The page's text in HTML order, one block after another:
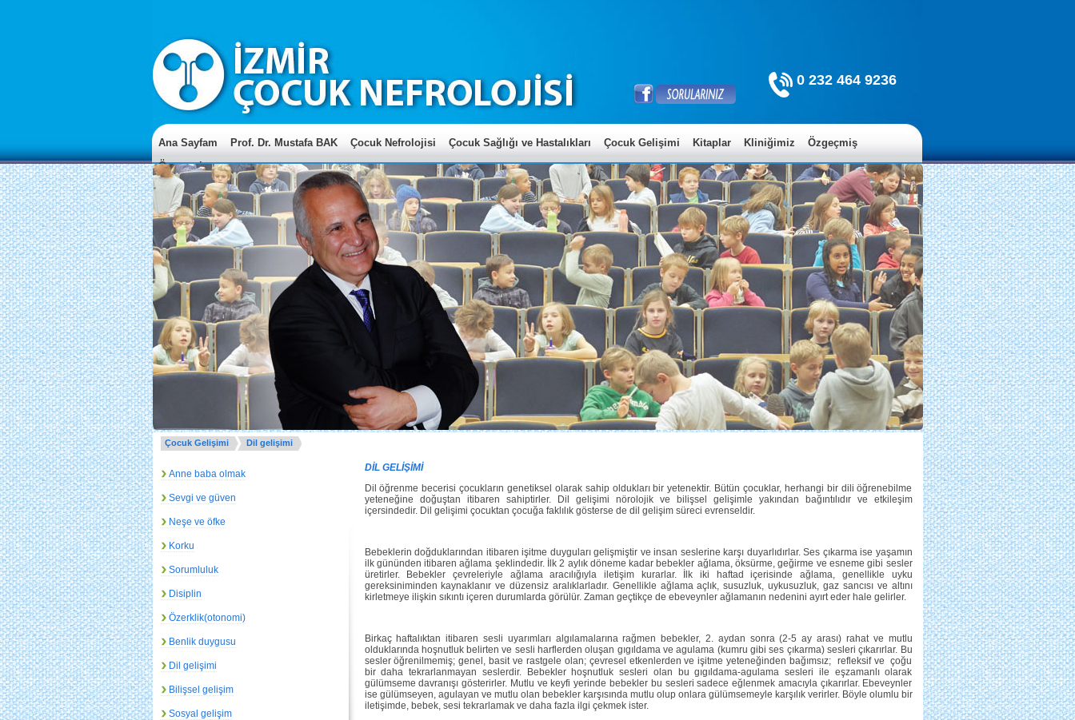
0 232 464 9236
Ana Sayfam Prof. Dr. Mustafa BAK Çocuk Nefrolojisi Çocuk Sağlığı ve Hastalıkları Çocuk Gelişimi Kitaplar Kliniğimiz
Özgeçmiş
Özgeçmiş
Çocuk Gelişimi Dil gelişimi
Anne baba olmak
Sevgi ve güven
Neşe ve öfke
Korku
Sorumluluk
Disiplin
Özerklik(otonomi)
Benlik duygusu
Dil gelişimi
Bilişsel gelişim
Sosyal gelişim
DİL GELİŞİMİ
Dil öğrenme becerisi çocukların genetiksel olarak sahip oldukları bir yetenektir. Bütün çocuklar, herhangi bir dili öğrenebilme
yeteneğine doğuştan itibaren sahiptirler. Dil gelişimi nörolojik ve bilişsel gelişimle yakından bağıntılıdır ve etkileşim
içersindedir. Dil gelişimi çocuktan çocuğa faklılık gösterse de dil gelişim süreci evrenseldir.
Bebeklerin doğduklarından itibaren işitme duyguları gelişmiştir ve insan seslerine karşı duyarlıdırlar. Ses çıkarma ise yaşamın
ilk gününden itibaren ağlama şeklindedir. İlk 2 aylık döneme kadar bebekler ağlama, öksürme, geğirme ve esneme gibi sesler
üretirler. Bebekler çevreleriyle ağlama aracılığıyla iletişim kurarlar. İlk iki haftad içerisinde ağlama, genellikle uyku
gereksiniminden kaynaklanır ve düzensiz aralıklarladır. Genellikle ağlama açlık, susuzluk, uykusuzluk, gaz sancısı ve altını
kirletmeye ilişkin sıkıntı içeren durumlarda görülür. Zaman geçtikçe de ebeveynler ağlamanın nedenini ayırt eder hale gelirler.
Birkaç haftalıktan itibaren sesli uyarımları algılamalarına rağmen bebekler, 2. aydan sonra (2-5 ay arası) rahat ve mutlu
olduklarında hoşnutluk belirten ve sesli harflerden oluşan gıgıldama ve agulama (kumru gibi ses çıkarma) sesleri çıkarırlar. Bu
sesler öğrenilmemiş; genel, basit ve rastgele olan; çevresel etkenlerden ve işitme yeteneğinden bağımsız; refleksif ve çoğu
bir daha tekrarlanmayan seslerdir. Bebekler hoşnutluk sesleri olan bu gıgıldama-agulama sesleri ile eşzamanlı olarak
gülümseme davranışı gösterirler. Mutlu ve keyfi yerinde bebekler bu sesleri sadece eğlenmek amacıyla çıkarırlar. Ebeveynler
ise gülümseyen, agulayan ve mutlu olan bebekler karşısında mutlu olup onlara gülümsemeyle karşılık verirler. Böyle olumlu bir
iletişimde, bebek, sesi tekrarlamak ve daha fazla ilgi çekmek ister.